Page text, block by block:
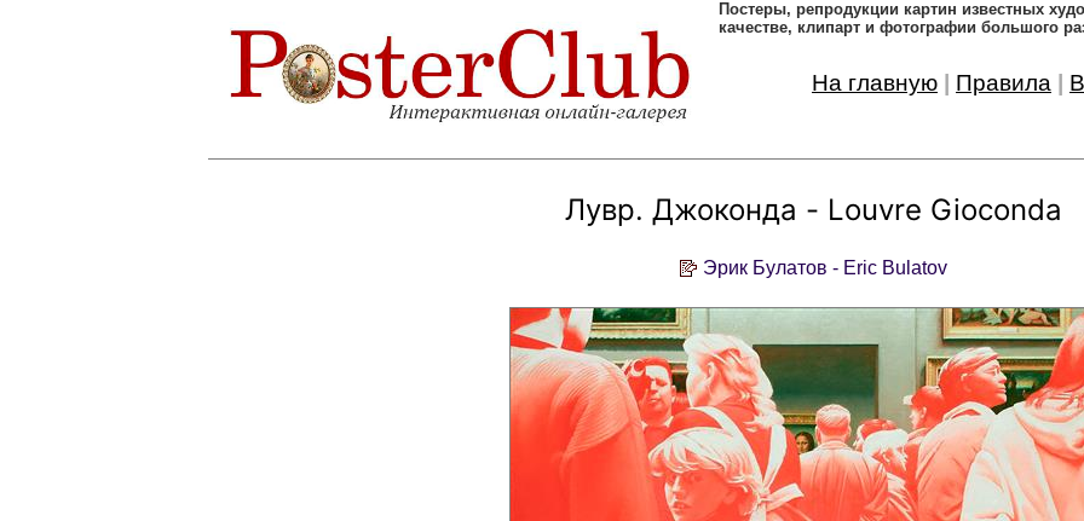
Постеры, pепродукции картин известных
качестве, клипарт и фотографии большого
На главную Правила
Лувр. Джоконда - Louvre Gioconda
Эрик Булатов - Eric Bulatov